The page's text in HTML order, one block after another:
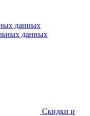
данных
данных
Скидки и